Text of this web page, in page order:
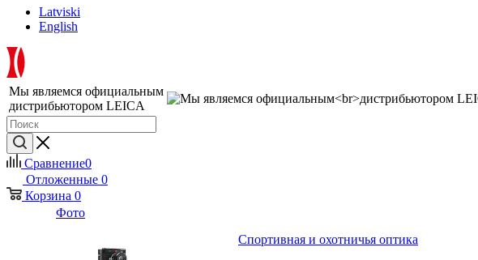
Latviski
English
Мы являемся официальным
дистрибьютором LEICA
Сравнение0
Отложенные 0
Корзина 0
Фото
Спортивная и охотничья оптика